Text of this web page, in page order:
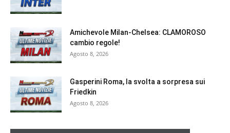
Amichevole Milan-Chelsea: CLAMOROSO
cambio regole!
Agosto 8, 2026
Gasperini Roma, la svolta a sorpresa sui
Friedkin
Agosto 8, 2026